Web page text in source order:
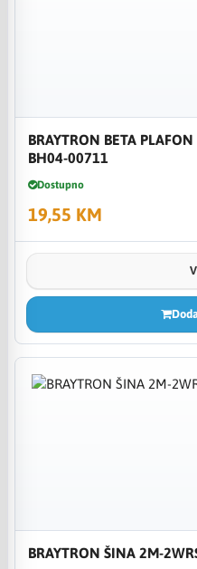
BRAYTRON BETA
BH04-00711
Dostupno
19,55 KM
BRAYTRON ŠINA 2M-